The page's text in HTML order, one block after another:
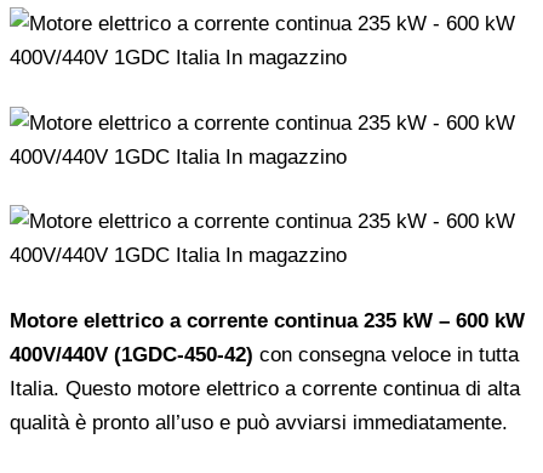
Motore elettrico a corrente continua 235 kW – 600 kW
400V/440V (1GDC-450-42) con consegna veloce in tutta
Italia. Questo motore elettrico a corrente continua di alta
qualità è pronto all’uso e può avviarsi immediatamente.